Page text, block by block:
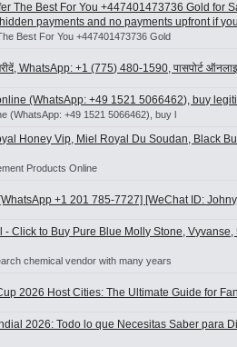
The Best For You +447401473736 Gold for
payments and no payments upfront if
Best For You +447401473736 Gold
WhatsApp: +1 (775) 480-1590, पासपोर्ट
(WhatsApp: +49 1521 5066462), buy
(WhatsApp: +49 1521 5066462), buy l
Honey Vip, Miel Royal Du Soudan, Black
Products Online
+1 201 785-7727] [WeChat ID:
Click to Buy Pure Blue Molly Stone,
chemical vendor with many years
2026 Host Cities: The Ultimate Guide for
2026: Todo lo que Necesitas Saber para